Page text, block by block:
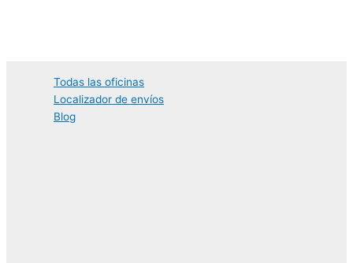
Todas las oficinas
Localizador de envíos
Blog